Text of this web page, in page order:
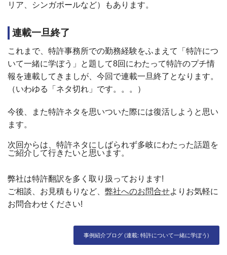
リア、シンガポールなど）もあります。
連載一旦終了
これまで、特許事務所での勤務経験をふまえて「特許につ
いて一緒に学ぼう」と題して8回にわたって特許のプチ情
報を連載してきましが、今回で連載一旦終了となります。
（いわゆる「ネタ切れ」です。。。）
今後、また特許ネタを思いついた際には復活しようと思い
ます。
次回からは、特許ネタにしばられず多岐にわたった話題を
ご紹介して行きたいと思います。
弊社は特許翻訳を多く取り扱っております!
ご相談、お見積もりなど、 弊社へのお問合せよりお気軽に
お問合わせください!
事例紹介ブログ (連載: 特許について一緒に学ぼう)